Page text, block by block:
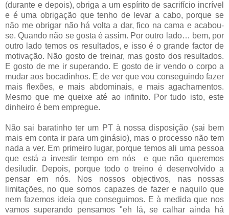
(durante e depois), obriga a um espírito de sacrifício incrível
e é uma obrigação que tenho de levar a cabo, porque se
não me obrigar não há volta a dar, fico na cama e acabou-
se. Quando não se gosta é assim. Por outro lado… bem, por
outro lado temos os resultados, e isso é o grande factor de
motivação. Não gosto de treinar, mas gosto dos resultados.
E gosto de me ir superando. E gosto de ir vendo o corpo a
mudar aos bocadinhos. E de ver que vou conseguindo fazer
mais flexões, e mais abdominais, e mais agachamentos.
Mesmo que me queixe até ao infinito. Por tudo isto, este
dinheiro é bem empregue.
Não sai baratinho ter um PT à nossa disposição (sai bem
mais em conta ir para um ginásio), mas o processo não tem
nada a ver. Em primeiro lugar, porque temos ali uma pessoa
que está a investir tempo em nós e que não queremos
desiludir. Depois, porque todo o treino é desenvolvido a
pensar em nós. Nos nossos objectivos, nas nossas
limitações, no que somos capazes de fazer e naquilo que
nem fazemos ideia que conseguimos. E à medida que nos
vamos superando pensamos "eh lá, se calhar ainda há